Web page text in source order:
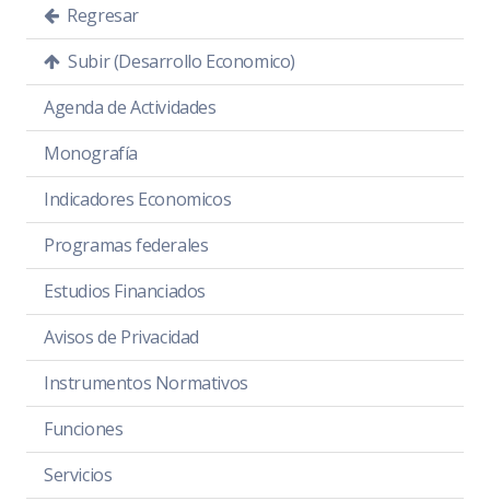
Regresar
Subir (Desarrollo Economico)
Agenda de Actividades
Monografía
Indicadores Economicos
Programas federales
Estudios Financiados
Avisos de Privacidad
Instrumentos Normativos
Funciones
Servicios